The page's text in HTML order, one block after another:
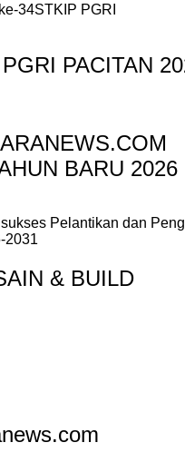
34STKIP PGRI
PACITAN
BARU 2026
Pelantikan dan
2031
& BUILD